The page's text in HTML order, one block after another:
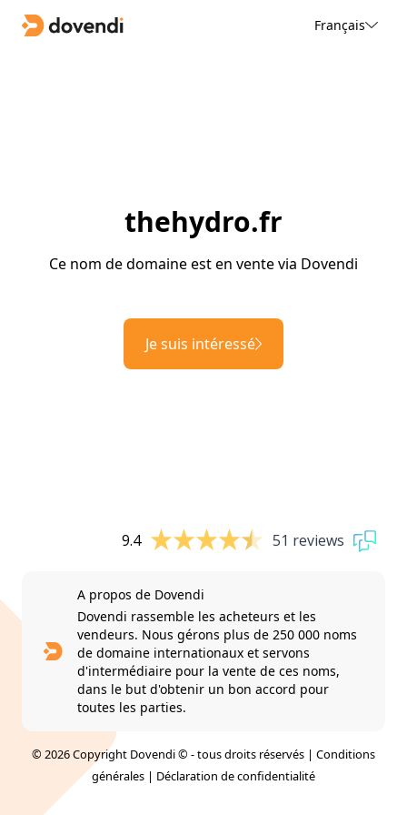
Français
thehydro.fr
Ce nom de domaine est en vente via Dovendi
Je suis intéressé
9.4 51 reviews
A propos de Dovendi
Dovendi rassemble les acheteurs et les
vendeurs. Nous gérons plus de 250 000 noms
de domaine internationaux et servons
d'intermédiaire pour la vente de ces noms,
dans le but d'obtenir un bon accord pour
toutes les parties.
© 2026 Copyright Dovendi © - tous droits réservés | Conditions
générales | Déclaration de confidentialité